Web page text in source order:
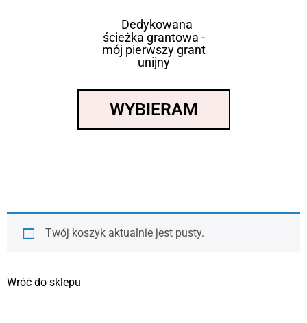
Dedykowana
ścieżka grantowa -
mój pierwszy grant
unijny
WYBIERAM
Twój koszyk aktualnie jest pusty.
Wróć do sklepu